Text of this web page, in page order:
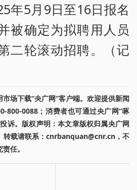
年5月9日至16日报名
被确定为拟聘用人员
二轮滚动招聘。（记
场下载“央广网”客户端。欢迎提供新闻
800-0088；消费者也可通过央广网“啄
诉。版权声明：本文章版权归属央广网
转载请联系：cnrbanquan@cnr.cn，不
任。